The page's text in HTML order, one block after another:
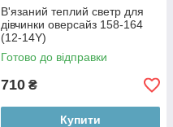
В'язаний теплий светр для
дівчинки оверсайз 158-164
(12-14Y)
Готово до відправки
710 ₴
Купити